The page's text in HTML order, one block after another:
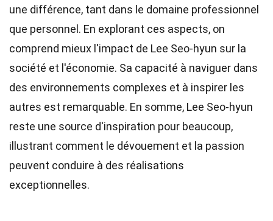
une différence, tant dans le domaine professionnel
que personnel. En explorant ces aspects, on
comprend mieux l'impact de Lee Seo-hyun sur la
société et l'économie. Sa capacité à naviguer dans
des environnements complexes et à inspirer les
autres est remarquable. En somme, Lee Seo-hyun
reste une source d'inspiration pour beaucoup,
illustrant comment le dévouement et la passion
peuvent conduire à des réalisations
exceptionnelles.